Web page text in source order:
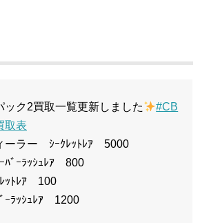
ック2買取一覧更新しました
#CB
取表
ーラー ｼｰｸﾚｯﾄﾚｱ 5000
ﾊﾞｰﾗｯｼｭﾚｱ 800
ｯﾄﾚｱ 100
ｰﾗｯｼｭﾚｱ 1200